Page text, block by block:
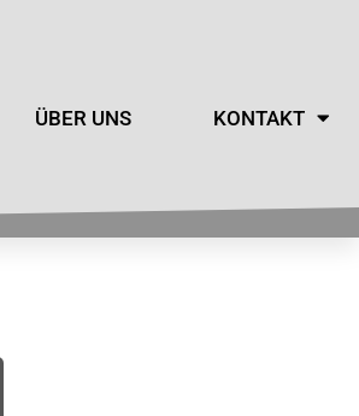
ÜBER UNS KONTAKT